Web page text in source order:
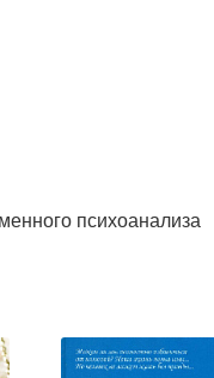
психоанализа